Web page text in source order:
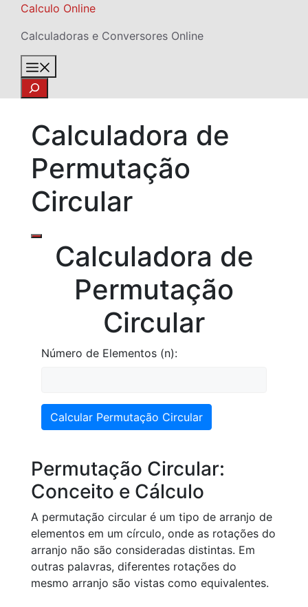
Skip
content
Calculo Online
Calculadoras e Conversores Online
Search
Calculadora de
Permutação
Circular
Calculadora de
Permutação
Circular
Número de Elementos (n):
Calcular Permutação Circular
Permutação Circular:
Conceito e Cálculo
A permutação circular é um tipo de arranjo de
elementos em um círculo, onde as rotações do
arranjo não são consideradas distintas. Em
outras palavras, diferentes rotações do
mesmo arranjo são vistas como equivalentes.